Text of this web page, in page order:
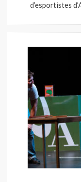
d’esportistes